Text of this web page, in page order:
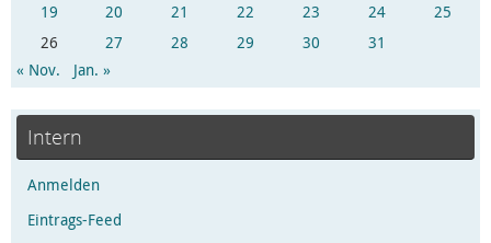
19
20 21 22 23 24
25
26
27 28 29 30
31
« Nov.
Jan. »
Intern
Anmelden
Eintrags-Feed